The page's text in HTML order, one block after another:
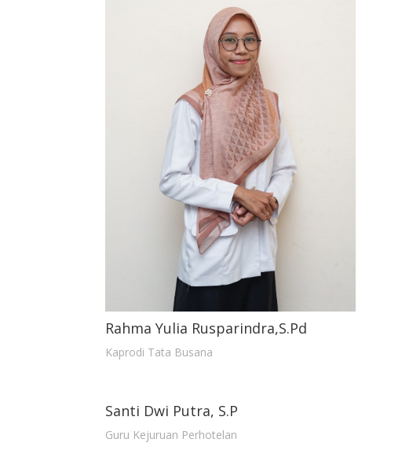
Rahma Yulia Rusparindra,S.Pd
Kaprodi Tata Busana
Santi Dwi Putra, S.P
Guru Kejuruan Perhotelan